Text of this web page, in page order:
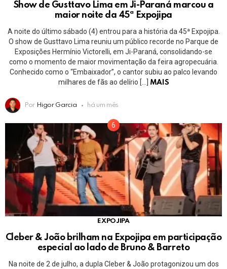
Show de Gusttavo Lima em Ji-Paraná marcou a
maior noite da 45ª Expojipa
A noite do último sábado (4) entrou para a história da 45ª Expojipa.
O show de Gusttavo Lima reuniu um público recorde no Parque de
Exposições Hermínio Victorelli, em Ji-Paraná, consolidando-se
como o momento de maior movimentação da feira agropecuária.
Conhecido como o “Embaixador”, o cantor subiu ao palco levando
milhares de fãs ao delírio […]
MAIS
Por Higor Garcia há um mês
EXPOJIPA
Cleber & João brilham na Expojipa em participação
especial ao lado de Bruno & Barreto
Na noite de 2 de julho, a dupla Cleber & João protagonizou um dos